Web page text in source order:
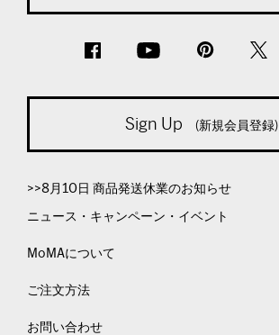
Sign Up (新規会員登録)
>>8月10日 商品発送休業のお知らせ
ニュース・キャンペーン・イベント
MoMAについて
ご注文方法
お問い合わせ